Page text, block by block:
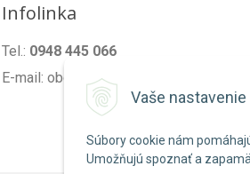
Vaše
Súbory cookie nám
Umožňujú spoznať a
Infolinka
Tel.: 0948 445 066
E-mail: obchod@organixgarden.sk